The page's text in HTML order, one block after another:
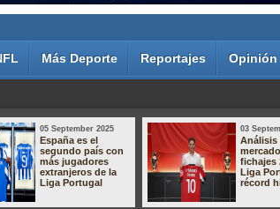
Más Deporte Reportajes Opinión
05 September 2025
España es el
segundo país con
más jugadores
extranjeros de la
Liga Portugal
03
Análisis
fichajes
Liga
récord